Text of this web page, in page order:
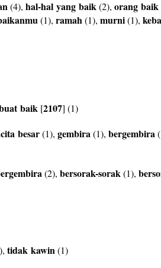
(4), hal-hal yang baik(2), orang baik
(1), ramah(1), murni(1),
baik [2107] (1)
besar(1), gembira(1), bergembira
(2), bersorak-sorak(1),
tidak kawin(1)